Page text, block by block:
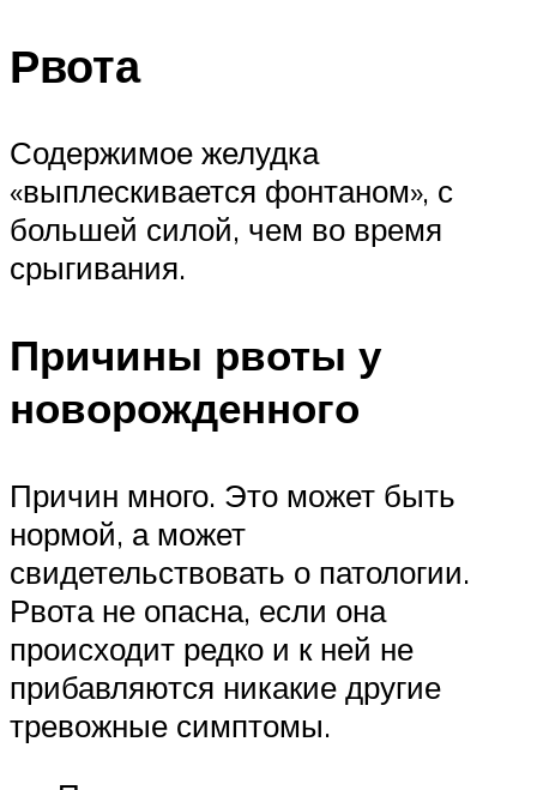
Рвота
Содержимое желудка
«выплескивается фонтаном», с
большей силой, чем во время
срыгивания.
Причины рвоты у
новорожденного
Причин много. Это может быть
нормой, а может
свидетельствовать о патологии.
Рвота не опасна, если она
происходит редко и к ней не
прибавляются никакие другие
тревожные симптомы.